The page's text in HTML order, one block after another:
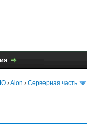
›Aion ›Серверная часть